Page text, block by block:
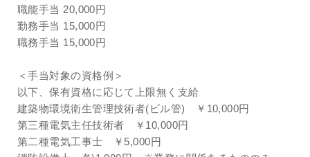
職能手当 20,000円
勤務手当 15,000円
職務手当 15,000円
＜手当対象の資格例＞
以下、保有資格に応じて上限無く支給
建築物環境衛生管理技術者(ビル管) ￥10,000円
第三種電気主任技術者 ￥10,000円
第二種電気工事士 ￥5,000円